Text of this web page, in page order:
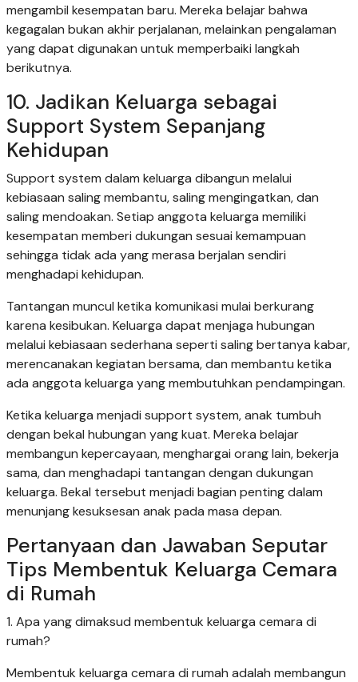
mengambil kesempatan baru. Mereka belajar bahwa
kegagalan bukan akhir perjalanan, melainkan pengalaman
yang dapat digunakan untuk memperbaiki langkah
berikutnya.
10. Jadikan Keluarga sebagai
Support System Sepanjang
Kehidupan
Support system dalam keluarga dibangun melalui
kebiasaan saling membantu, saling mengingatkan, dan
saling mendoakan. Setiap anggota keluarga memiliki
kesempatan memberi dukungan sesuai kemampuan
sehingga tidak ada yang merasa berjalan sendiri
menghadapi kehidupan.
Tantangan muncul ketika komunikasi mulai berkurang
karena kesibukan. Keluarga dapat menjaga hubungan
melalui kebiasaan sederhana seperti saling bertanya kabar,
merencanakan kegiatan bersama, dan membantu ketika
ada anggota keluarga yang membutuhkan pendampingan.
Ketika keluarga menjadi support system, anak tumbuh
dengan bekal hubungan yang kuat. Mereka belajar
membangun kepercayaan, menghargai orang lain, bekerja
sama, dan menghadapi tantangan dengan dukungan
keluarga. Bekal tersebut menjadi bagian penting dalam
menunjang kesuksesan anak pada masa depan.
Pertanyaan dan Jawaban Seputar
Tips Membentuk Keluarga Cemara
di Rumah
1. Apa yang dimaksud membentuk keluarga cemara di
rumah?
Membentuk keluarga cemara di rumah adalah membangun